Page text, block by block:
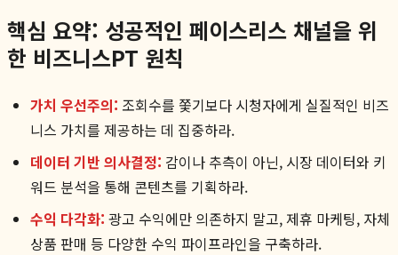
핵심 요약: 성공적인 페이스리스 채널을 위
한 비즈니스PT 원칙
가치 우선주의: 조회수를 쫓기보다 시청자에게 실질적인 비즈
니스 가치를 제공하는 데 집중하라.
데이터 기반 의사결정: 감이나 추측이 아닌, 시장 데이터와 키
워드 분석을 통해 콘텐츠를 기획하라.
수익 다각화: 광고 수익에만 의존하지 말고, 제휴 마케팅, 자체
상품 판매 등 다양한 수익 파이프라인을 구축하라.